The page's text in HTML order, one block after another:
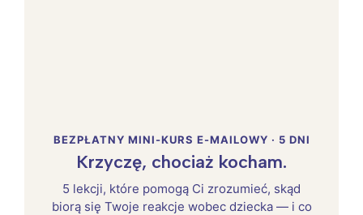
BEZPŁATNY MINI-KURS E-MAILOWY · 5 DNI
Krzyczę, chociaż kocham.
5 lekcji, które pomogą Ci zrozumieć, skąd
biorą się Twoje reakcje wobec dziecka — i co